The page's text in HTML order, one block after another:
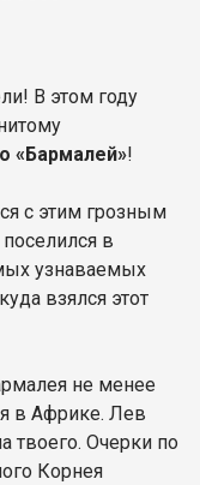
В этом году
«Бармалей»!
с этим грозным
в
узнаваемых
взялся этот
не менее
в Африке. Лев
твоего. Очерки по
Корнея